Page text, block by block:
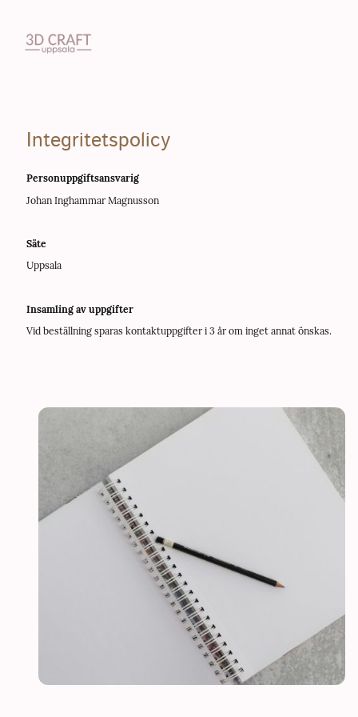
Integritetspolicy
Personuppgiftsansvarig
Johan Inghammar Magnusson
Säte
Uppsala
Insamling av uppgifter
Vid beställning sparas kontaktuppgifter i 3 år om inget annat önskas.